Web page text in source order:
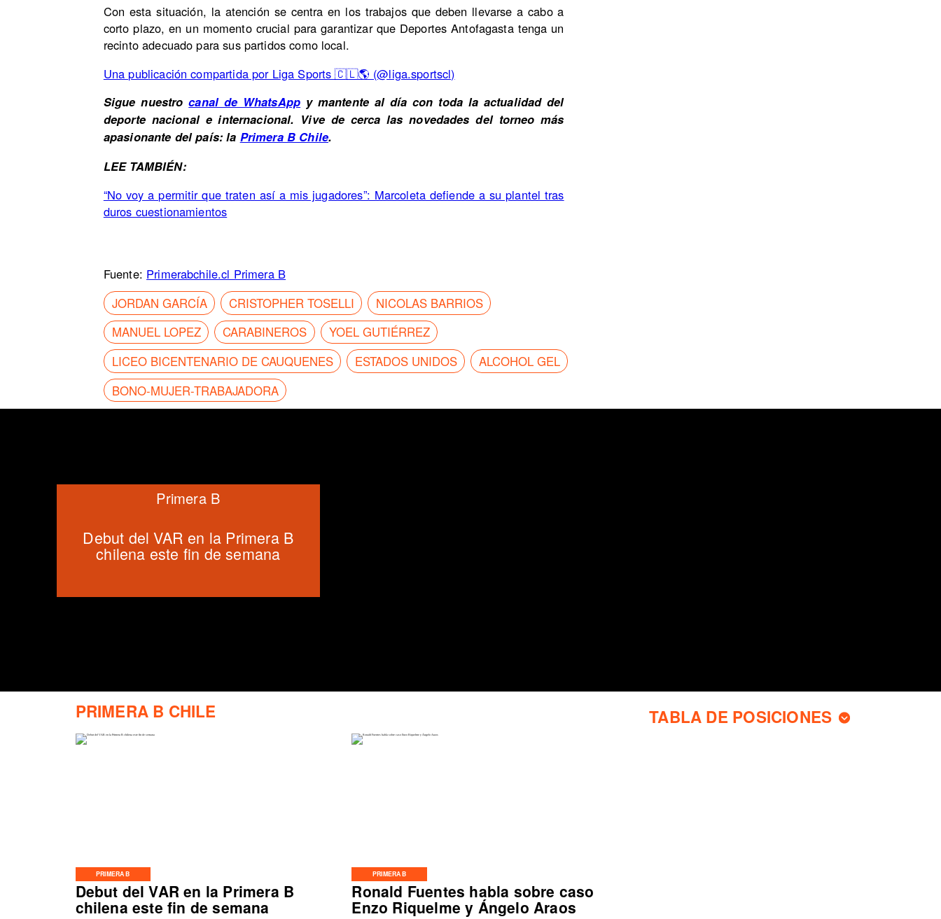
Con esta situación, la atención se centra en los trabajos que deben llevarse a cabo a
corto plazo, en un momento crucial para garantizar que Deportes Antofagasta tenga un
recinto adecuado para sus partidos como local.
Una publicación compartida por Liga Sports 🇨🇱🌎 (@liga.sportscl)
Sigue nuestrocanal de WhatsApp y mantente al día con toda la actualidad del
deporte nacional e internacional. Vive de cerca las novedades del torneo más
apasionante del país: la Primera B Chile.
LEE TAMBIÉN:
“No voy a permitir que traten así a mis jugadores”: Marcoleta defiende a su plantel tras
duros cuestionamientos
Fuente: Primerabchile.cl Primera B
JORDAN GARCÍA
CRISTOPHER TOSELLI
NICOLAS BARRIOS
MANUEL LOPEZ
CARABINEROS
YOEL GUTIÉRREZ
LICEO BICENTENARIO DE CAUQUENES
ESTADOS UNIDOS
ALCOHOL GEL
BONO-MUJER-TRABAJADORA
PRIMERA B
Debut del VAR en la Primera B
chilena este fin de semana
PRIMERA B
Ronald Fuentes habla sobre caso
Enzo Riquelme y Ángelo Araos
Debut del VAR en la Primera B
chilena este fin de semana
Primera B
PRIMERA B CHILE TABLA DE POSICIONES